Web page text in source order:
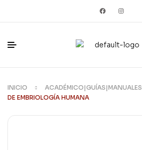
INICIO ACADÉMICO|GUÍAS|MANUALES
DE EMBRIOLOGÍA HUMANA